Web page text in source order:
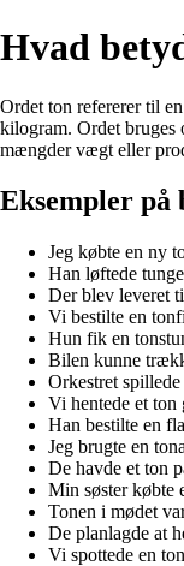
Hvad
Ordet ton refererer til
kilogram. Ordet bruges
mængder vægt eller
Eksempler på
Jeg købte en ny
Han løftede
Der blev leveret
Vi bestilte en
Hun fik en
Bilen kunne
Orkestret
Vi hentede et ton
Han bestilte en
Jeg brugte en
De havde et ton
Min søster købte
Tonen i mødet
De planlagde at
Vi spottede en